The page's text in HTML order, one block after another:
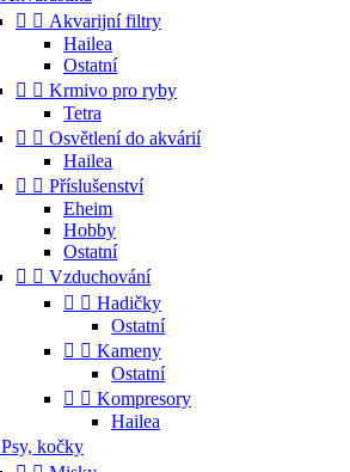
  Akvarijní filtry
Hailea
Ostatní
  Krmivo pro ryby
Tetra
  Osvětlení do akvárií
Hailea
  Příslušenství
Eheim
Hobby
Ostatní
  Vzduchování
  Hadičky
Ostatní
  Kameny
Ostatní
  Kompresory
Hailea
Psy, kočky